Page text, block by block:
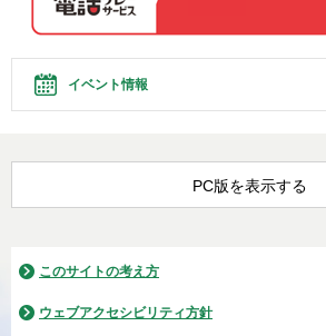
イベント情報
PC版を表示する
このサイトの考え方
ウェブアクセシビリティ方針